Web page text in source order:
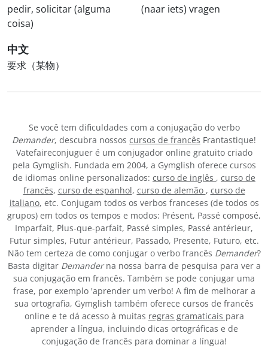
pedir, solicitar (alguma
coisa)
(naar iets) vragen
中文
要求（某物）
Se você tem dificuldades com a conjugação do verbo
Demander, descubra nossos cursos de francês Frantastique!
Vatefaireconjuguer é um conjugador online gratuito criado
pela Gymglish. Fundada em 2004, a Gymglish oferece cursos
de idiomas online personalizados: curso de inglês , curso de
francês, curso de espanhol, curso de alemão , curso de
italiano, etc. Conjugam todos os verbos franceses (de todos os
grupos) em todos os tempos e modos: Présent, Passé composé,
Imparfait, Plus-que-parfait, Passé simples, Passé antérieur,
Futur simples, Futur antérieur, Passado, Presente, Futuro, etc.
Não tem certeza de como conjugar o verbo francês Demander?
Basta digitar Demanderna nossa barra de pesquisa para ver a
sua conjugação em francês. Também se pode conjugar uma
frase, por exemplo 'aprender um verbo! A fim de melhorar a
sua ortografia, Gymglish também oferece cursos de francês
online e te dá acesso à muitas regras gramaticais para
aprender a língua, incluindo dicas ortográficas e de
conjugação de francês para dominar a língua!